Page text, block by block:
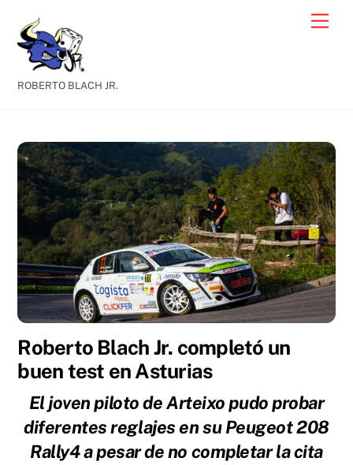
content
ROBERTO BLACH JR.
Roberto Blach Jr. completó un
buen test en Asturias
El joven piloto de Arteixo pudo probar
diferentes reglajes en su Peugeot 208
Rally4 a pesar de no completar la cita